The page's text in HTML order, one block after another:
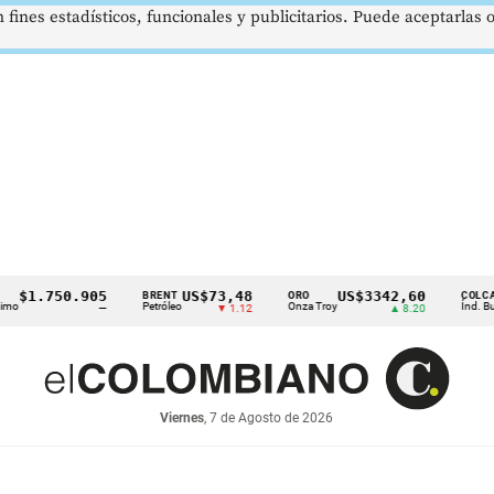
BRENT
Petróleo
US$73,48
▼ 1.12 Onza Troy
US$3342,60
▲ 8.20
COLCAP
Índ. Bursátil
Viernes, 7 de Agosto de 2026
estadísticos, funcionales y publicitarios. Puede aceptarlas